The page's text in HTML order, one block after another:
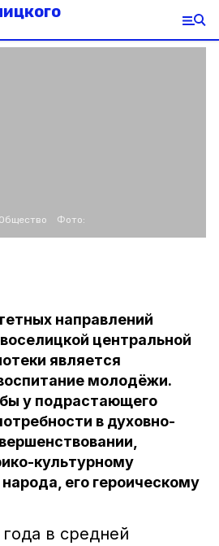
Общество Фото:
направлений
центральной
является
молодёжи.
у подрастающего
в духовно-
культурному
его героическому
в средней